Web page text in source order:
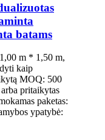
batams
m * 1,50 m,
kaip
MOQ: 500
pritaikytas
paketas:
ypatybė: